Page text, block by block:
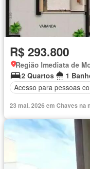
R$ 293.800
Região Imediata de
2 Quartos
1
Acesso para pessoas
23 mai. 2026 em Chaves na